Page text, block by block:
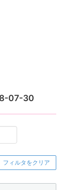
07-30
フィルタをクリア